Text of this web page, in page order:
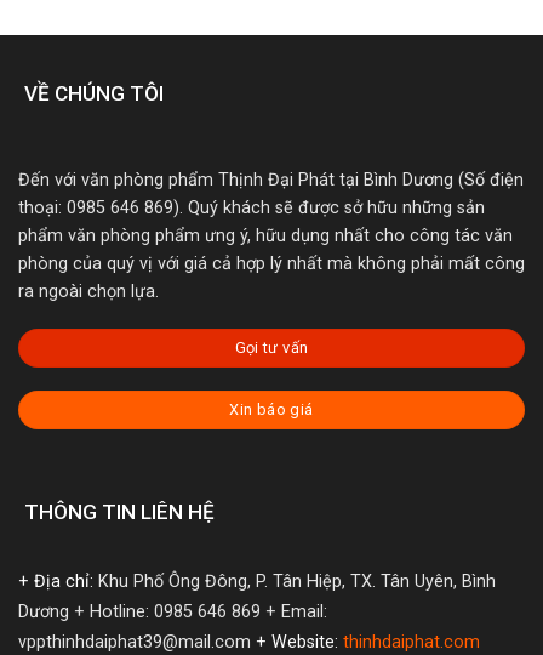
VỀ CHÚNG TÔI
Đến với văn phòng phẩm Thịnh Đại Phát tại Bình Dương (Số điện
thoại: 0985 646 869). Quý khách sẽ được sở hữu những sản
phẩm văn phòng phẩm ưng ý, hữu dụng nhất cho công tác văn
phòng của quý vị với giá cả hợp lý nhất mà không phải mất công
ra ngoài chọn lựa.
Gọi tư vấn
Xin báo giá
THÔNG TIN LIÊN HỆ
+ Địa chỉ: Khu Phố Ông Đông, P. Tân Hiệp, TX. Tân Uyên, Bình
Dương + Hotline: 0985 646 869 + Email:
vppthinhdaiphat39@mail.com + Website: thinhdaiphat.com